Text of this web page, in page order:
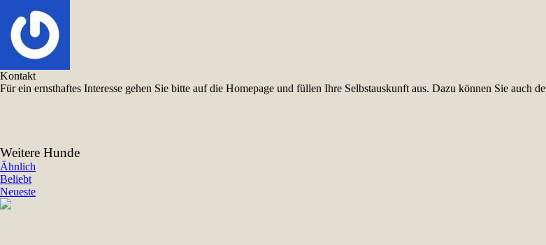
Kontakt
Für ein ernsthaftes Interesse gehen Sie bitte auf die Homepage und füllen Ihre Selbstauskunft aus. Dazu können Sie auch
Weitere Hunde
Ähnlich
Beliebt
Neueste